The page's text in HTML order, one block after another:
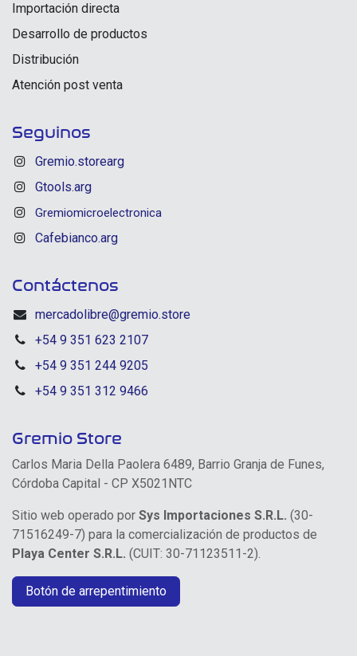
Importación directa
Desarrollo de productos
Distribución
Atención post venta
Seguinos
Gremio.storearg
Gtools.arg
Gremiomicroelectronica
Cafebianco.arg
Contáctenos
mercadolibre@gremio.store
+54 9 351 623 2107
+54 9 351 244 9205
+54 9 351 312 9466
Gremio Store
Carlos Maria Della Paolera 6489, Barrio Granja de Funes,
Córdoba Capital - CP X5021NTC
Sitio web operado por Sys Importaciones S.R.L. (30-
71516249-7) para la comercialización de productos de
Playa Center S.R.L. (CUIT: 30-71123511-2).
Botón de arrepentimiento